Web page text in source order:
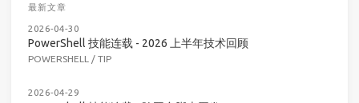
最新文章
2026-04-30
PowerShell 技能连载 - 2026 上半年技术回顾
POWERSHELL / TIP
2026-04-29